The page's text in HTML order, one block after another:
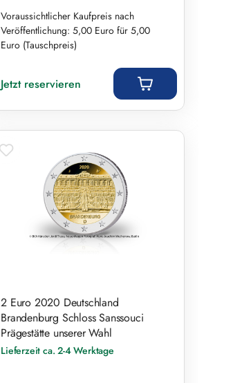
Voraussichtlicher Kaufpreis nach
Veröffentlichung: 5,00 Euro für 5,00
Euro (Tauschpreis)
Jetzt reservieren
2 Euro 2020 Deutschland
Brandenburg Schloss Sanssouci
Prägestätte unserer Wahl
Lieferzeit ca. 2-4 Werktage